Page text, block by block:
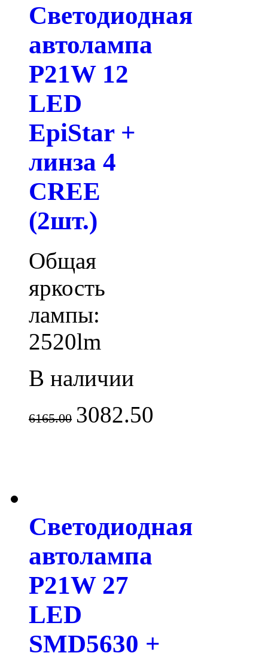
Светодиодная
автолампа
P21W 12
LED
EpiStar +
линза 4
CREE
(2шт.)
Общая
яркость
лампы:
2520lm
В наличии
6165.00 3082.50
Светодиодная
автолампа
P21W 27
LED
SMD5630 +